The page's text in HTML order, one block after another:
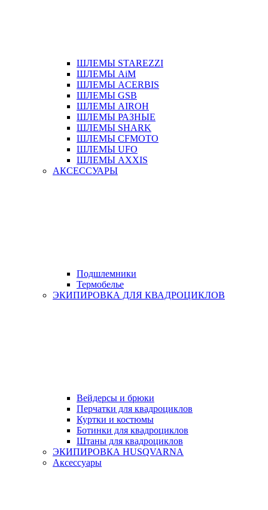
ШЛЕМЫ STAREZZI
ШЛЕМЫ AiM
ШЛЕМЫ ACERBIS
ШЛЕМЫ GSB
ШЛЕМЫ AIROH
ШЛЕМЫ РАЗНЫЕ
ШЛЕМЫ SHARK
ШЛЕМЫ CFMOTO
ШЛЕМЫ UFO
ШЛЕМЫ AXXIS
АКСЕССУАРЫ
Подшлемники
Термобелье
ЭКИПИРОВКА ДЛЯ КВАДРОЦИКЛОВ
Вейдерсы и брюки
Перчатки для квадроциклов
Куртки и костюмы
Ботинки для квадроциклов
Штаны для квадроциклов
ЭКИПИРОВКА HUSQVARNA
Аксессуары